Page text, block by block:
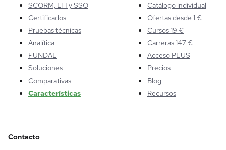
SCORM, LTI y SSO
Certificados
Pruebas técnicas
Analítica
FUNDAE
Soluciones
Comparativas
Características
Catálogo individual
Ofertas desde 1 €
Cursos 19 €
Carreras 147 €
Acceso PLUS
Precios
Blog
Recursos
Contacto